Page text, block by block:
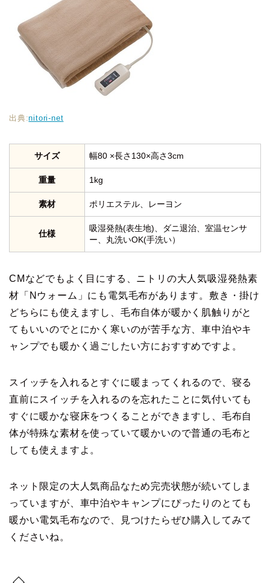
出典:nitori-net
サイズ 幅80 ×長さ130×高さ3cm
重量 1kg
素材 ポリエステル、レーヨン
仕様
吸湿発熱(表生地)、ダニ退治、室温センサ
ー、丸洗いOK(手洗い）
CMなどでもよく目にする、ニトリの大人気吸湿発熱素
材「Nウォーム」にも電気毛布があります。敷き・掛け
どちらにも使えますし、毛布自体が暖かく肌触りがと
てもいいのでとにかく寒いのが苦手な方、車中泊やキ
ャンプでも暖かく過ごしたい方におすすめですよ。
スイッチを入れるとすぐに暖まってくれるので、寝る
直前にスイッチを入れるのを忘れたことに気付いても
すぐに暖かな寝床をつくることができますし、毛布自
体が特殊な素材を使っていて暖かいので普通の毛布と
しても使えますよ。
ネット限定の大人気商品なため完売状態が続いてしま
っていますが、車中泊やキャンプにぴったりのとても
暖かい電気毛布なので、見つけたらぜひ購入してみて
くださいね。